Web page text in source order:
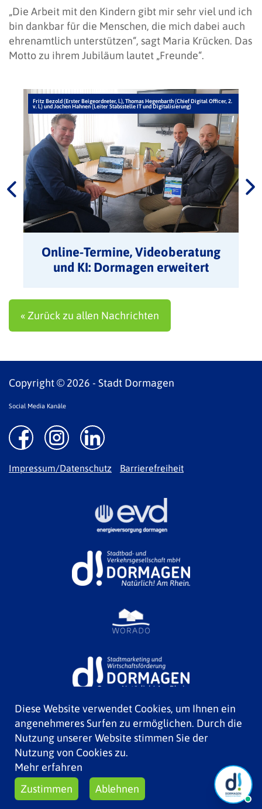
„Die Arbeit mit den Kindern gibt mir sehr viel und ich
bin dankbar für die Menschen, die mich dabei auch
ehrenamtlich unterstützen“, sagt Maria Krücken. Das
Motto zu ihrem Jubiläum lautet „Freunde“.
Fritz Bezold (Erster Beigeordneter, l.), Thomas Hegenbarth (Chief Digital Officer, 2.
v. l.) und Jochen Hahnen (Leiter Stabsstelle IT und Digitalisierung)
Online-Termine, Videoberatung
und KI: Dormagen erweitert
und Bürger
« Zurück zu allen Nachrichten
Diese Website verwendet Cookies, um Ihnen ein
angenehmeres Surfen zu ermöglichen. Durch die
Nutzung unserer Website stimmen Sie der
Nutzung von Cookies zu.
Mehr erfahren
Zustimmen
Ablehnen
Copyright © 2026 - Stadt Dormagen
Social Media Kanäle
Impressum/Datenschutz Barrierefreiheit